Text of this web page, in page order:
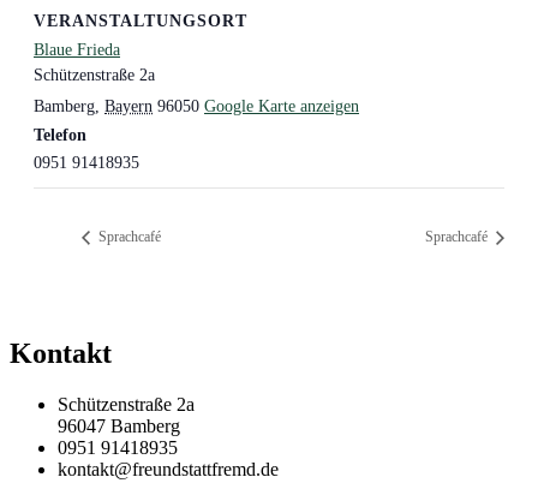
VERANSTALTUNGSORT
Blaue Frieda
Schützenstraße 2a
Bamberg Bayern 96050 Google Karte anzeigen
Telefon
0951 91418935
Sprachcafé Sprachcafé
Kontakt
Schützenstraße 2a
96047 Bamberg
0951 91418935
kontakt@freundstattfremd.de